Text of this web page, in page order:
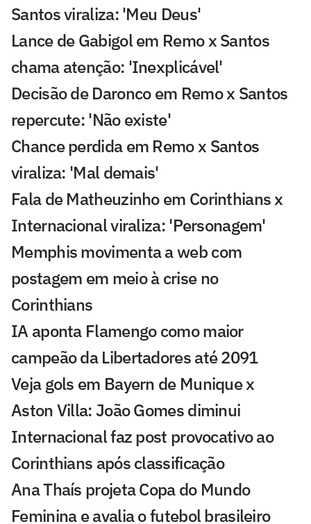
Santos viraliza: 'Meu Deus'
Lance de Gabigol em Remo x Santos
chama atenção: 'Inexplicável'
Decisão de Daronco em Remo x Santos
repercute: 'Não existe'
Chance perdida em Remo x Santos
viraliza: 'Mal demais'
Fala de Matheuzinho em Corinthians x
Internacional viraliza: 'Personagem'
Memphis movimenta a web com
postagem em meio à crise no
Corinthians
IA aponta Flamengo como maior
campeão da Libertadores até 2091
Veja gols em Bayern de Munique x
Aston Villa: João Gomes diminui
Internacional faz post provocativo ao
Corinthians após classificação
Ana Thaís projeta Copa do Mundo
Feminina e avalia o futebol brasileiro